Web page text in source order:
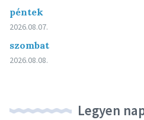
péntek
2026.08.07.
szombat
2026.08.08.
Legyen